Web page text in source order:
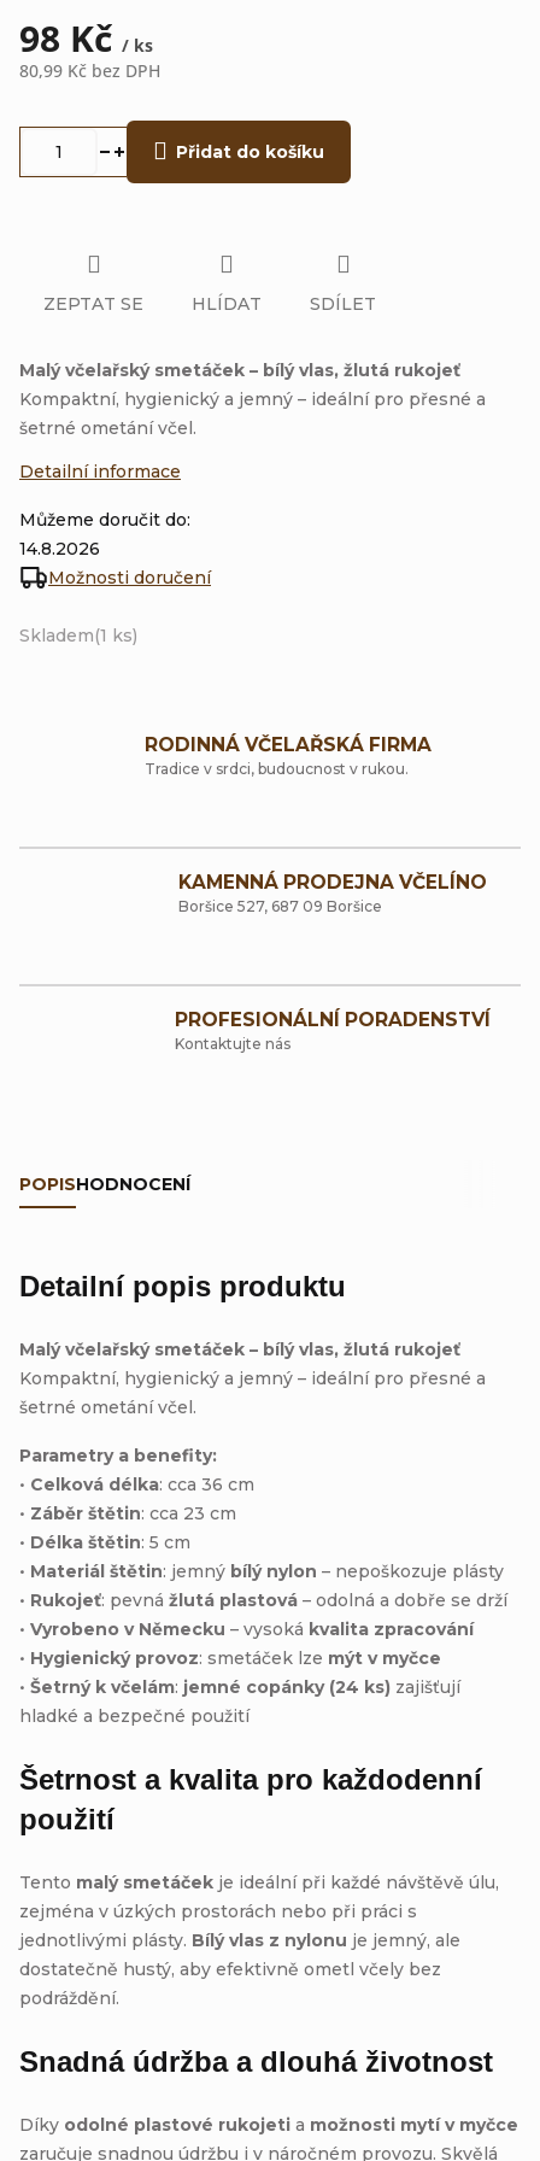
98 Kč / ks
80,99 Kč bez DPH
Skladem(1 ks)
Můžeme doručit do:
14.8.2026
Možnosti doručení
Přidat do košíku
Malý včelařský smetáček – bílý vlas, žlutá rukojeť
Kompaktní, hygienický a jemný – ideální pro přesné a
šetrné ometání včel.
Detailní informace
ZEPTAT SE HLÍDAT SDÍLET
RODINNÁ VČELAŘSKÁ FIRMA
Tradice v srdci, budoucnost v rukou.
KAMENNÁ PRODEJNA VČELÍNO
Boršice 527, 687 09 Boršice
PROFESIONÁLNÍ PORADENSTVÍ
Kontaktujte nás
POPISHODNOCENÍ
Detailní popis produktu
Malý včelařský smetáček – bílý vlas, žlutá rukojeť
Kompaktní, hygienický a jemný – ideální pro přesné a
šetrné ometání včel.
Parametry a benefity:
• Celková délka: cca 36 cm
• Záběr štětin: cca 23 cm
• Délka štětin: 5 cm
• Materiál štětin: jemný bílý nylon – nepoškozuje plásty
• Rukojeť: pevná žlutá plastová – odolná a dobře se drží
• Vyrobeno v Německu – vysoká kvalita zpracování
• Hygienický provoz: smetáček lze mýt v myčce
• Šetrný k včelám: jemné copánky (24 ks) zajišťují
hladké a bezpečné použití
Šetrnost a kvalita pro každodenní
použití
Tento malý smetáček je ideální při každé návštěvě úlu,
zejména v úzkých prostorách nebo při práci s
jednotlivými plásty. Bílý vlas z nylonu je jemný, ale
dostatečně hustý, aby efektivně ometl včely bez
podráždění.
Snadná údržba a dlouhá životnost
Díky odolné plastové rukojeti a možnosti mytí v myčce
zaručuje snadnou údržbu i v náročném provozu. Skvělá